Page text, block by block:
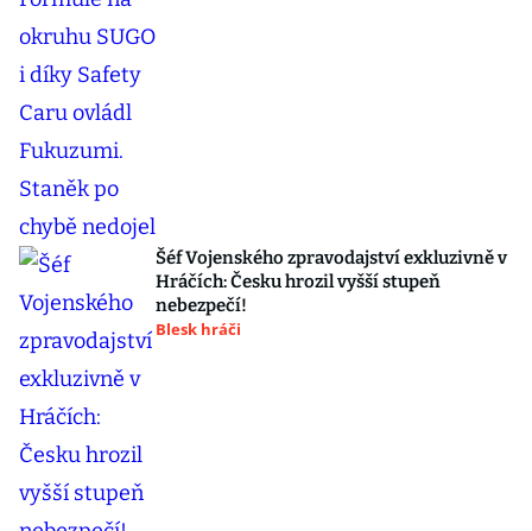
Šéf Vojenského zpravodajství exkluzivně v
Hráčích: Česku hrozil vyšší stupeň
nebezpečí!
Blesk hráči